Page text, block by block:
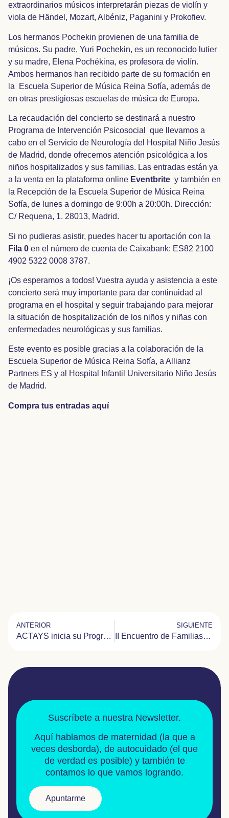
extraordinarios músicos interpretarán piezas de violín y
viola de Händel, Mozart, Albéniz, Paganini y Prokofiev.
Los hermanos Pochekin provienen de una familia de
músicos. Su padre, Yuri Pochekin, es un reconocido lutier
y su madre, Elena Pochékina, es profesora de violín.
Ambos hermanos han recibido parte de su formación en
la Escuela Superior de Música Reina Sofía, además de
en otras prestigiosas escuelas de música de Europa.
La recaudación del concierto se destinará a nuestro
Programa de Intervención Psicosocial que llevamos a
cabo en el Servicio de Neurología del Hospital Niño Jesús
de Madrid, donde ofrecemos atención psicológica a los
niños hospitalizados y sus familias. Las entradas están ya
a la venta en la plataforma online Eventbrite y también en
la Recepción de la Escuela Superior de Música Reina
Sofía, de lunes a domingo de 9:00h a 20:00h. Dirección:
C/ Requena, 1. 28013, Madrid.
Si no pudieras asistir, puedes hacer tu aportación con la
Fila 0 en el número de cuenta de Caixabank: ES82 2100
4902 5322 0008 3787.
¡Os esperamos a todos! Vuestra ayuda y asistencia a este
concierto será muy importante para dar continuidad al
programa en el hospital y seguir trabajando para mejorar
la situación de hospitalización de los niños y niñas con
enfermedades neurológicas y sus familias.
Este evento es posible gracias a la colaboración de la
Escuela Superior de Música Reina Sofía, a Allianz
Partners ES y al Hospital Infantil Universitario Niño Jesús
de Madrid.
Compra tus entradas aquí
ANTERIOR
ACTAYS inicia su Programa de Sensibilización en Colegios
SIGUIENTE
II Encuentro de Familias en Madrid
Suscríbete a nuestra Newsletter.
Aquí hablamos de maternidad (la que a
veces desborda), de autocuidado (el que
de verdad es posible) y también te
contamos lo que vamos logrando.
Apuntarme